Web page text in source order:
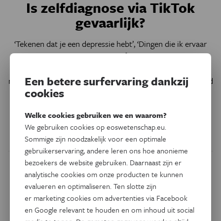
Is zelfdiagnose via TikTok
gevaarlijk?
‘Tekenen dat je een depressie hebt’, ‘Dingen die ik ervaar
door borderline’, ‘Hoe je weet of je ADHD hebt’. Dat zijn
makers een officiële diagnose hebben gekregen is niet altijd
duidelijk. Toch concluderen kijkers van zulke video’s soms
negatieve gevolgen hebben.’
DoorDelia Filippone
Een betere surfervaring dankzij
cookies
Welke cookies gebruiken we en waarom?
We gebruiken cookies op eoswetenschap.eu.
Sommige zijn noodzakelijk voor een optimale
gebruikerservaring, andere leren ons hoe anonieme
bezoekers de website gebruiken. Daarnaast zijn er
analytische cookies om onze producten te kunnen
evalueren en optimaliseren. Ten slotte zijn
er marketing cookies om advertenties via Facebook
en Google relevant te houden en om inhoud uit social